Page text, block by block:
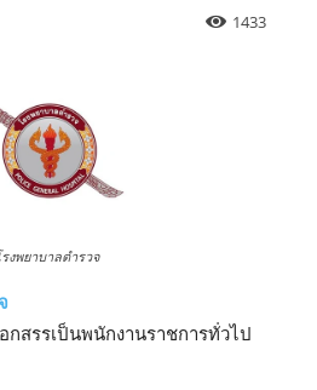
1433
รงพยาบาลตำรวจ
กสรรเป็นพนักงานราชการทั่วไป